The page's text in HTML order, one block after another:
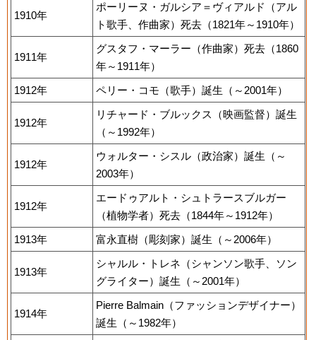
1910年
ポーリーヌ・ガルシア＝ヴィアルド（アル
ト歌手、作曲家）死去（1821年～1910年）
1911年
グスタフ・マーラー（作曲家）死去（1860
年～1911年）
1912年
ペリー・コモ（歌手）誕生（～2001年）
1912年
リチャード・ブルックス（映画監督）誕生
（～1992年）
1912年
ウォルター・シスル（政治家）誕生（～
2003年）
1912年
エードゥアルト・シュトラースブルガー
（植物学者）死去（1844年～1912年）
1913年
富永直樹（彫刻家）誕生（～2006年）
1913年
シャルル・トレネ（シャンソン歌手、ソン
グライター）誕生（～2001年）
1914年
Pierre Balmain（ファッションデザイナー）
誕生（～1982年）